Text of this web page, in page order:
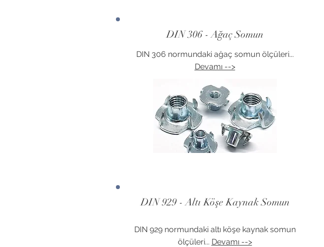
DIN 306 - Ağaç Somun
DIN 306 normundaki ağaç somun ölçüleri...
Devamı -->
DIN 929 - Altı Köşe Kaynak Somun
DIN 929 normundaki altı köşe kaynak somun
ölçüleri... Devamı -->